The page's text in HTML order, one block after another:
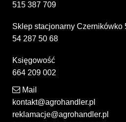
515 387 709
Sklep stacjonarny Czernikówko
54 287 50 68
Księgowość
664 209 002
Mail
kontakt@agrohandler.pl
reklamacje@agrohandler.pl